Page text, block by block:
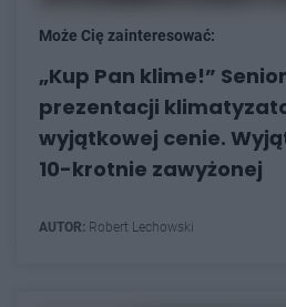
Może Cię zainteresować:
„Kup Pan klime!”
prezentacji
wyjątkowej cenie.
10-krotnie zawyżonej
AUTOR: Robert Lechowski